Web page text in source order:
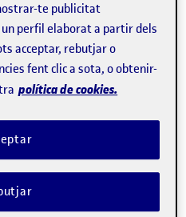
(UOC) i de l'Institut
August Pi i Sunyer
ha descobert queel consum
preventiu davant la
en la sardina en altes
3, el calci i la
davant d'aquesta
d'un
te publicitat
perfil elaborat a partir dels
acceptar, rebutjar o
fent clic a sota, o obtenir-
política de cookies.